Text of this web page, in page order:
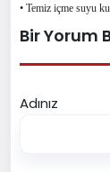
• Temiz içme suyu
Bir Yorum
Adınız